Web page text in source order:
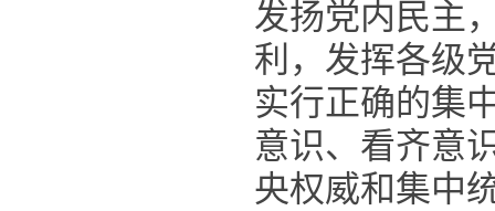
发扬党内民主
利，发挥各级
实行正确的集
意识、看齐意
央权威和集中